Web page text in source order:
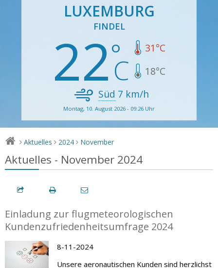
LUXEMBURG
FINDEL
22 31°C
18°C
Süd 7 km/h
Montag, 10. August 2026 - 09:26 Uhr
> Aktuelles > 2024 > November
Aktuelles - November 2024
Einladung zur flugmeteorologischen
Kundenzufriedenheitsumfrage 2024
8-11-2024
Unsere aeronautischen Kunden sind herzlichst